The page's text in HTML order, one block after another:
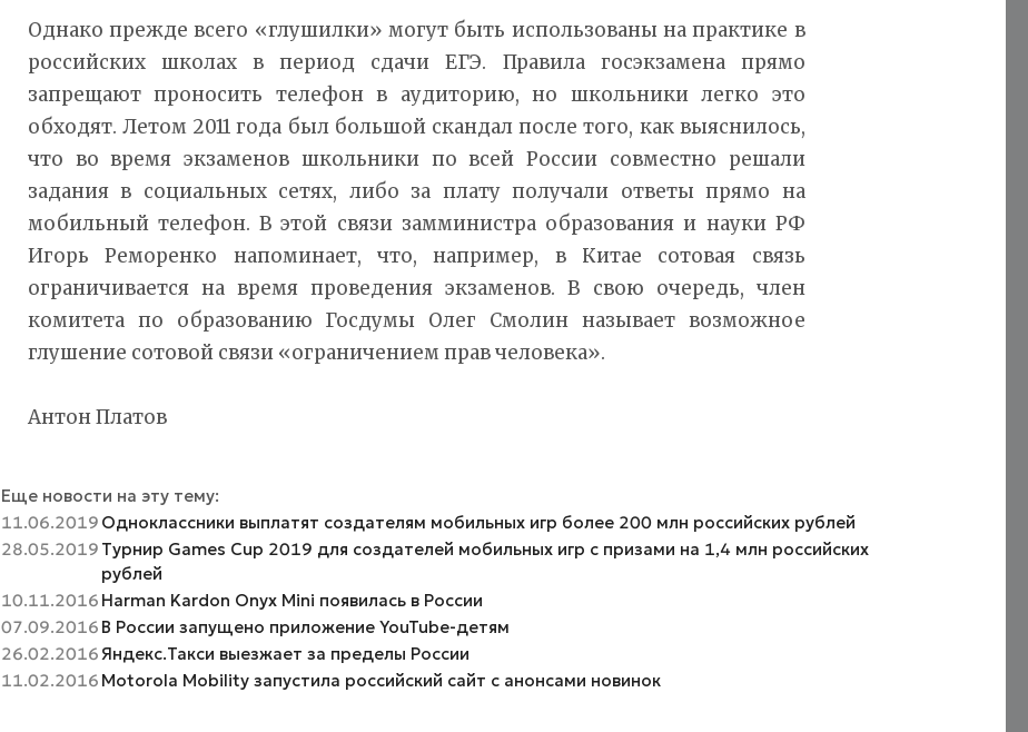
Однако прежде всего «глушилки» могут быть использованы на практике в
российских школах в период сдачи ЕГЭ. Правила госэкзамена прямо
запрещают проносить телефон в аудиторию, но школьники легко это
обходят. Летом 2011 года был большой скандал после того, как выяснилось,
что во время экзаменов школьники по всей России совместно решали
задания в социальных сетях, либо за плату получали ответы прямо на
мобильный телефон. В этой связи замминистра образования и науки РФ
Игорь Реморенко напоминает, что, например, в Китае сотовая связь
ограничивается на время проведения экзаменов. В свою очередь, член
комитета по образованию Госдумы Олег Смолин называет возможное
глушение сотовой связи «ограничением прав человека».
Антон Платов
Еще новости на эту тему:
11.06.2019 Одноклассники выплатят создателям мобильных игр более 200 млн российских рублей
28.05.2019 Турнир Games Cup 2019 для создателей мобильных игр с призами на 1,4 млн российских
рублей
10.11.2016 Harman Kardon Onyx Mini появилась в России
07.09.2016 В России запущено приложение YouTube-детям
26.02.2016Яндекс.Такси выезжает за пределы России
11.02.2016 Motorola Mobility запустила российский сайт с анонсами новинок